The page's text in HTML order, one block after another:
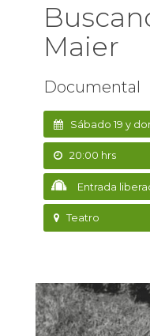
Maier
Documental
Sábado 19 y
20:00 hrs
Entrada
Teatro